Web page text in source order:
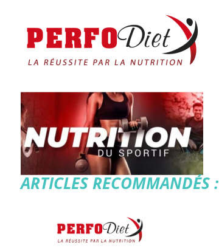
ARTICLES RECOMMANDÉS :